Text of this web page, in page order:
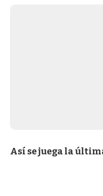
Así se juega la